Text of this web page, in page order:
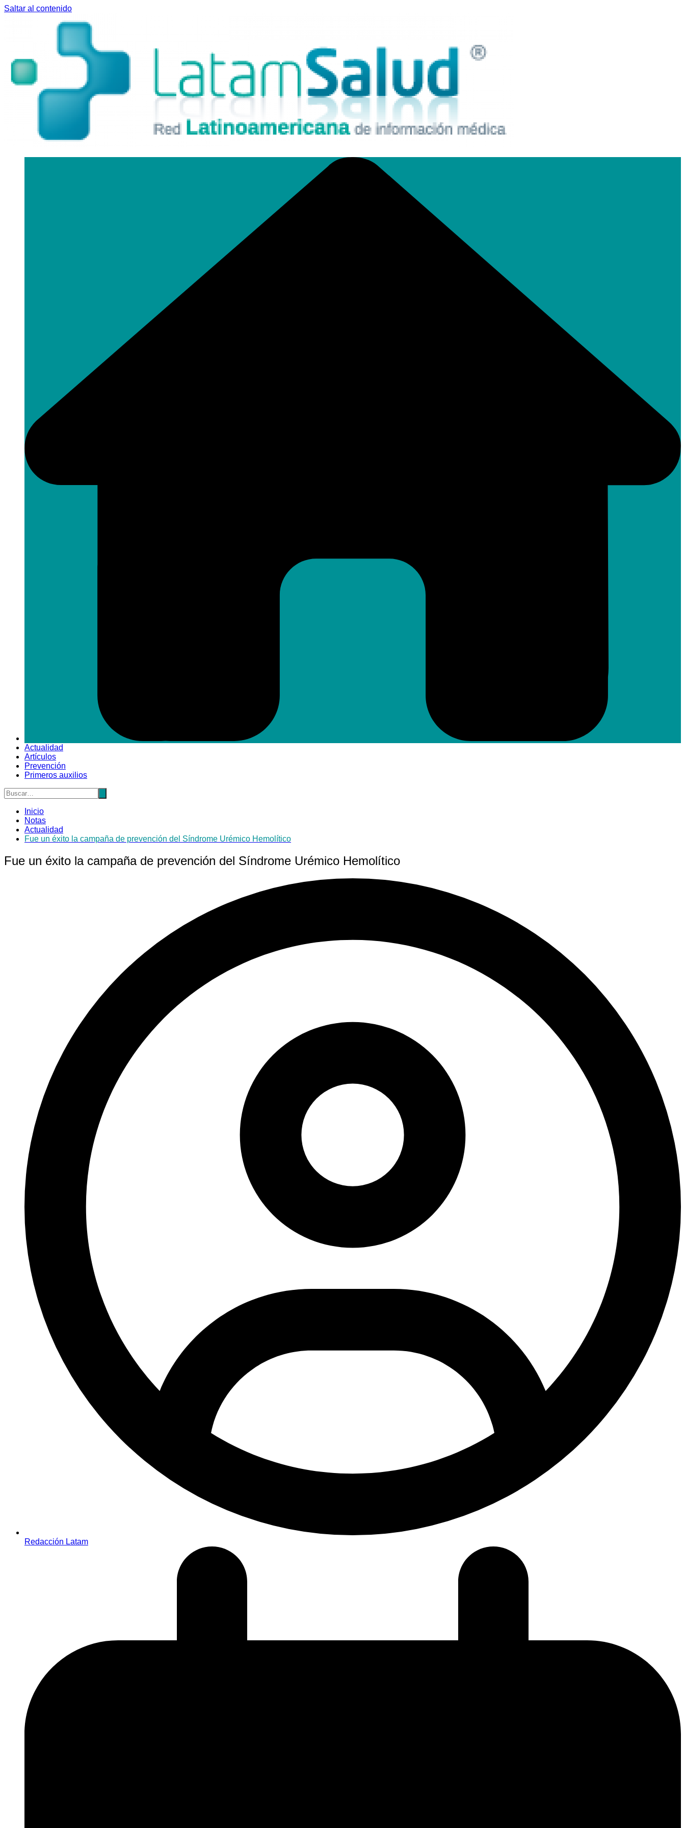
Saltar al contenido
Actualidad
Artículos
Prevención
Primeros auxilios
Inicio
Notas
Actualidad
Fue un éxito la campaña de prevención del Síndrome Urémico Hemolítico
Fue un éxito la campaña de prevención del Síndrome Urémico Hemolítico
Redacción Latam